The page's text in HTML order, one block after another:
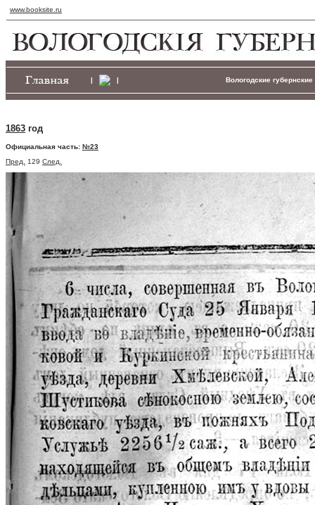
www.booksite.ru
| | Вологодские
1863 год
Официальная часть: №23
Пред.
129 След.